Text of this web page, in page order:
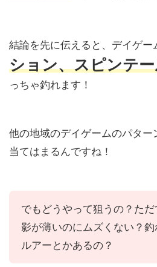
結論を先に伝えると、デイゲー
ション、スピンテ
っちゃ釣れます！
他の地域のデイゲームのパター
当てはまるんですね！
でもどうやって狙うの？た
影が薄いのにムズくない？釣
ルアーとかあるの？